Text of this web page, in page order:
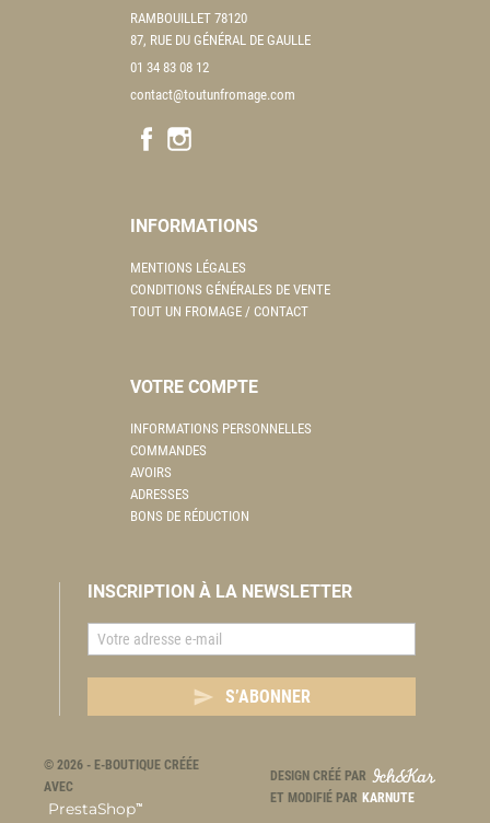
RAMBOUILLET 78120
87, RUE DU GÉNÉRAL DE GAULLE
01 34 83 08 12
contact@toutunfromage.com
INFORMATIONS
MENTIONS LÉGALES
CONDITIONS GÉNÉRALES DE VENTE
TOUT UN FROMAGE / CONTACT
VOTRE COMPTE
INFORMATIONS PERSONNELLES
COMMANDES
AVOIRS
ADRESSES
BONS DE RÉDUCTION
INSCRIPTION À LA NEWSLETTER
 S’ABONNER
© 2026 - E-BOUTIQUE CRÉÉE
AVEC
PrestaShop™
DESIGN CRÉÉ PAR
ET MODIFIÉ PAR KARNUTE